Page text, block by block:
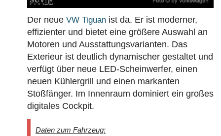
Der neue VW Tiguan ist da. Er ist moderner,
effizienter und bietet eine größere Auswahl an
Motoren und Ausstattungsvarianten. Das
Exterieur ist deutlich dynamischer gestaltet und
verfügt über neue LED-Scheinwerfer, einen
neuen Kühlergrill und einen markanten
Stoßfänger. Im Innenraum dominiert ein großes
digitales Cockpit.
Daten zum Fahrzeug: